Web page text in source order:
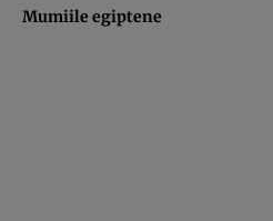
Mumiile egiptene